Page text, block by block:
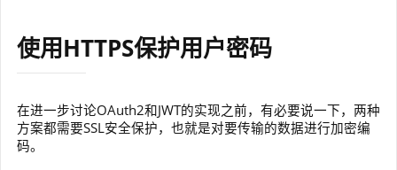
使用HTTPS保护用户密码
在进一步讨论OAuth2和JWT的实现之前，有必要说一下，两种
方案都需要SSL安全保护，也就是对要传输的数据进行加密编
码。